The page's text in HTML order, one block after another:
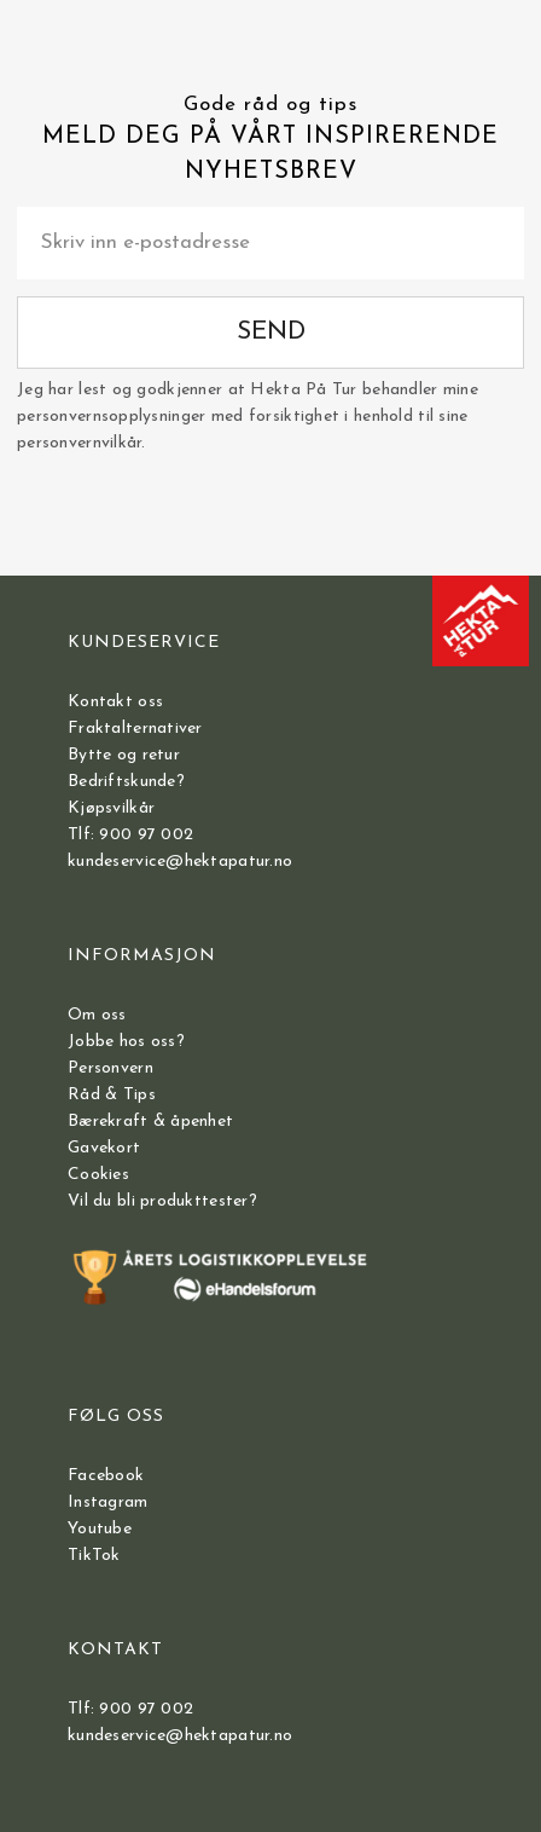
Gode råd og tips
MELD DEG PÅ VÅRT INSPIRERENDE
NYHETSBREV
SEND
Jeg har lest og godkjenner at Hekta På Tur behandler mine
personvernsopplysninger med forsiktighet i henhold til sine
personvernvilkår.
KUNDESERVICE
Kontakt oss
Fraktalternativer
Bytte og retur
Bedriftskunde?
Kjøpsvilkår
Tlf: 900 97 002
kundeservice@hektapatur.no
INFORMASJON
Om oss
Jobbe hos oss?
Personvern
Råd & Tips
Bærekraft & åpenhet
Gavekort
Cookies
Vil du bli produkttester?
FØLG OSS
Facebook
Instagram
Youtube
TikTok
KONTAKT
Tlf: 900 97 002
kundeservice@hektapatur.no